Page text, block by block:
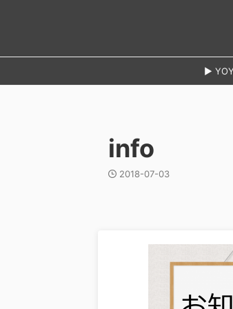
►
info
2018-07-03